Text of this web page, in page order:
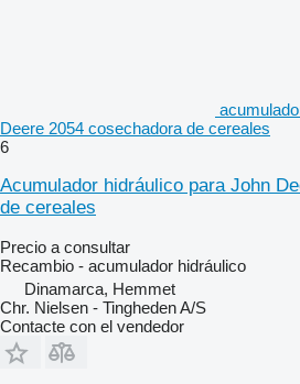
Deere 2054 cosechadora de cereales
6
Acumulador hidráulico para John
de cereales
Precio a consultar
Recambio - acumulador hidráulico
Dinamarca, Hemmet
Chr. Nielsen - Tingheden A/S
Contacte con el vendedor